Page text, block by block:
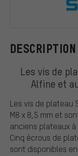
Les vis de
Alfine et
Les vis de plateau
M8 x 8,5 mm et
anciens plateaux à
Cinq écrous de
sont disponibles